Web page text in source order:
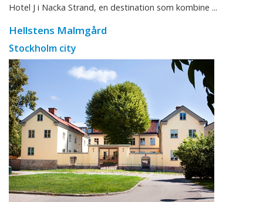
Hotel J i Nacka Strand, en destination som kombine ...
Hellstens Malmgård
Stockholm city